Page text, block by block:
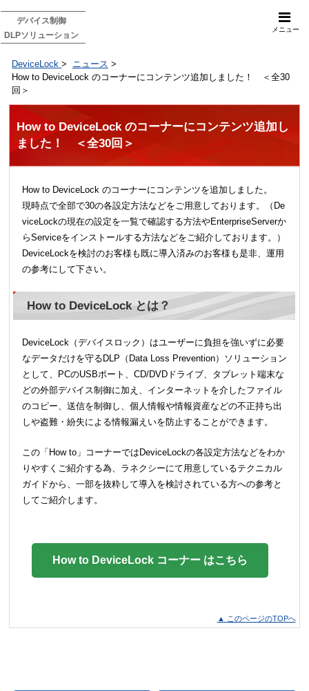
メニュー
デバイス制御
DLPソリューション
DeviceLock > ニュース >
How to DeviceLock のコーナーにコンテンツ追加しました！ ＜全30
回＞
How to DeviceLock のコーナーにコンテンツ追加し
ました！ ＜全30回＞
How to DeviceLock のコーナーにコンテンツを追加しました。
現時点で全部で30の各設定方法などをご用意しております。（De
viceLockの現在の設定を一覧で確認する方法やEnterpriseServerか
らServiceをインストールする方法などをご紹介しております。）
DeviceLockを検討のお客様も既に導入済みのお客様も是非、運用
の参考にして下さい。
How to DeviceLock とは？
DeviceLock（デバイスロック）はユーザーに負担を強いずに必要
なデータだけを守るDLP（Data Loss Prevention）ソリューション
として、PCのUSBポート、CD/DVDドライブ、タブレット端末な
どの外部デバイス制御に加え、インターネットを介したファイル
のコピー、送信を制御し、個人情報や情報資産などの不正持ち出
しや盗難・紛失による情報漏えいを防止することができます。
この「How to」コーナーではDeviceLockの各設定方法などをわか
りやすくご紹介する為、ラネクシーにて用意しているテクニカル
ガイドから、一部を抜粋して導入を検討されている方への参考と
してご紹介します。
How to DeviceLock コーナー はこちら
▲ このページのTOPへ